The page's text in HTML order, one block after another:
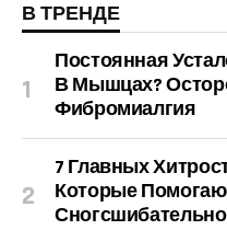
В ТРЕНДЕ
Постоянная
В Мышцах?
Фибромиалгия
7 Главных
Которые
Сногсшибательно